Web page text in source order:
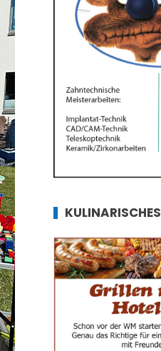
KULINARISCHES